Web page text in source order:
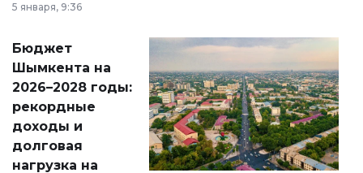
принести
народу
Венесуэлы.
5 января, 9:36
Бюджет
Шымкента на
2026–2028 годы:
рекордные
доходы и
долговая
нагрузка на